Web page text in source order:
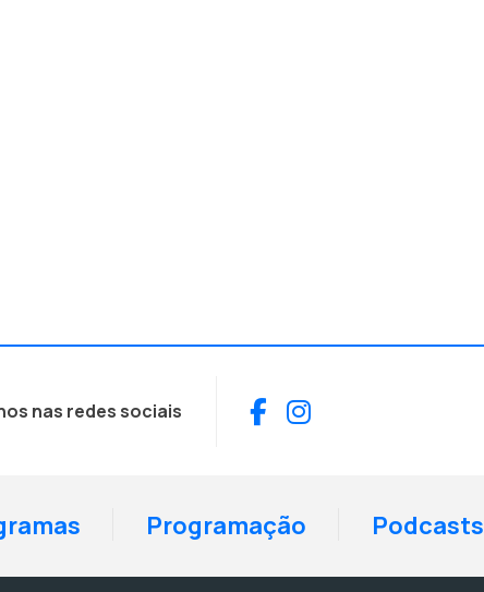
nas redes sociais Facebook
Instagram
Programação Podcasts